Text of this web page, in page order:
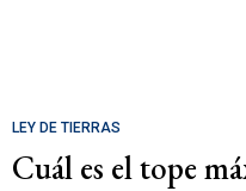
LEY DE TIERRAS
Cuál es el tope